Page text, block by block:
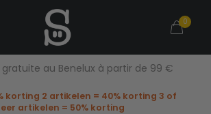
0
gratuite au Benelux à partir de 99 €
korting 2 artikelen = 40% korting 3 of
artikelen = 50% korting